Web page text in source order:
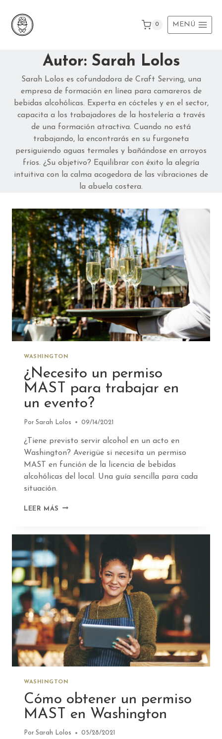
contenido
0 MENÚ
Autor: Sarah Lolos
Sarah Lolos es cofundadora de Craft Serving, una
empresa de formación en línea para camareros de
bebidas alcohólicas. Experta en cócteles y en el sector,
capacita a los trabajadores de la hostelería a través
de una formación atractiva. Cuando no está
trabajando, la encontrarás en su furgoneta
persiguiendo aguas termales y bañándose en arroyos
fríos. ¿Su objetivo? Equilibrar con éxito la alegría
intuitiva con la calma acogedora de las vibraciones de
la abuela costera.
WASHINGTON
¿Necesito un permiso
MAST para trabajar en
un evento?
Por Sarah Lolos 09/14/2021
¿Tiene previsto servir alcohol en un acto en
Washington? Averigüe si necesita un permiso
MAST en función de la licencia de bebidas
alcohólicas del local. Una guía sencilla para cada
situación.
LEER MÁS ¿NECESITO
MAST
PARA
TRABAJAR
EN
EVENTO?
WASHINGTON
Cómo obtener un permiso
MAST en Washington
Por Sarah Lolos 05/28/2021